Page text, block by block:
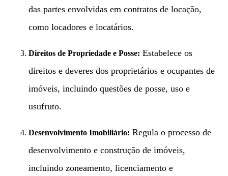
das partes envolvidas em contratos de locação,
como locadores e locatários.
Direitos de Propriedade e Posse: Estabelece os
direitos e deveres dos proprietários e ocupantes de
imóveis, incluindo questões de posse, uso e
usufruto.
Desenvolvimento Imobiliário: Regula o processo de
desenvolvimento e construção de imóveis,
incluindo zoneamento, licenciamento e